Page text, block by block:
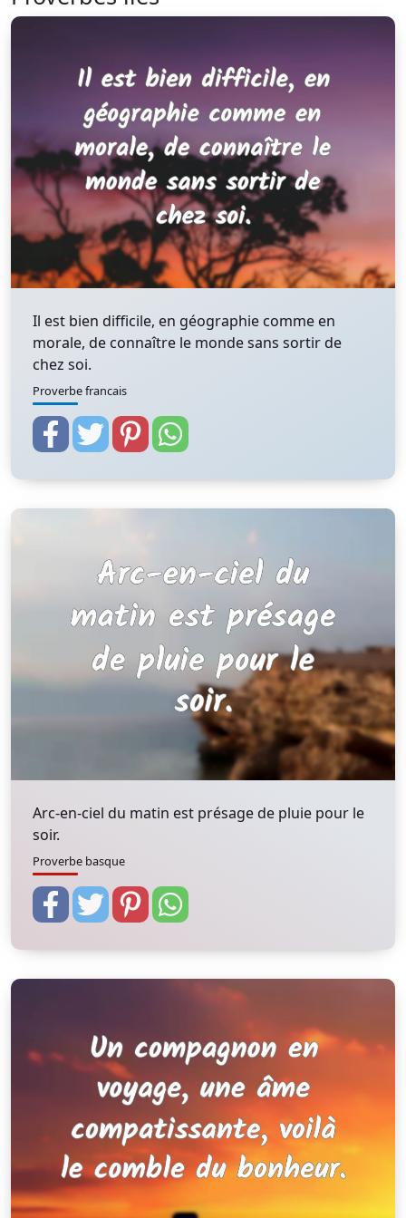
Il est bien difficile, en géographie comme en
morale, de connaître le monde sans sortir de
chez soi.
Proverbe francais
Arc-en-ciel du matin est présage de pluie pour le
soir.
Proverbe basque